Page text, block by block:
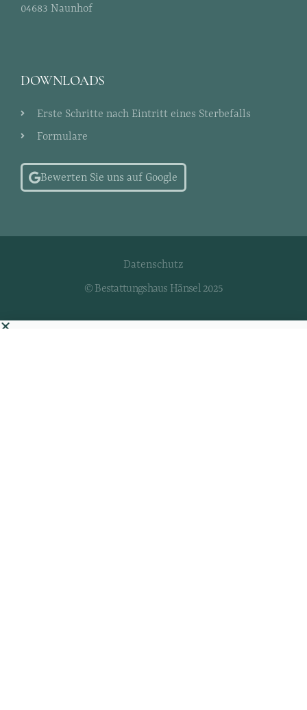
04683 Naunhof
DOWNLOADS
Erste Schritte nach Eintritt eines Sterbefalls
Formulare
Bewerten Sie uns auf Google
© Bestattungshaus Hänsel 2025
Datenschutz